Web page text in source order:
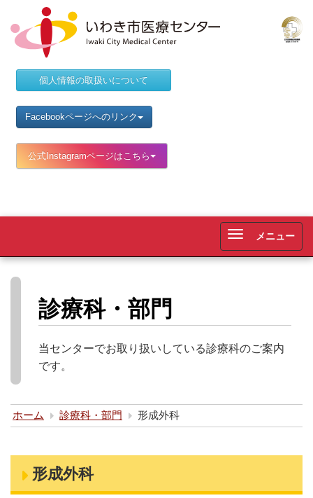
個人情報の取扱いについて
Facebookページへのリンク
公式Instagramページはこちら
メニュー
診療科・部門
当センターでお取り扱いしている診療科のご案内
です。
ホーム 診療科・部門 形成外科
形成外科